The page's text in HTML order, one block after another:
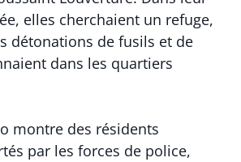
elles cherchaient un refuge,
détonations de fusils et de
dans les quartiers
montre des résidents
par les forces de police,